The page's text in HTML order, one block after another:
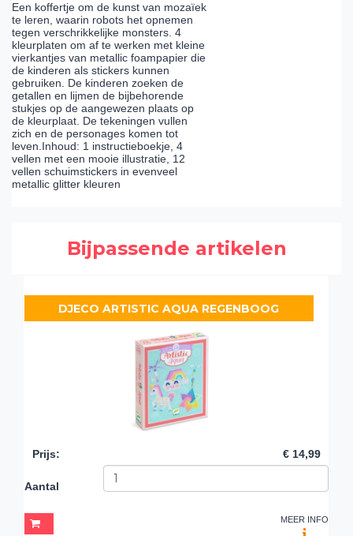
Een koffertje om de kunst van mozaïek
te leren, waarin robots het opnemen
tegen verschrikkelijke monsters. 4
kleurplaten om af te werken met kleine
vierkantjes van metallic foampapier die
de kinderen als stickers kunnen
gebruiken. De kinderen zoeken de
getallen en lijmen de bijbehorende
stukjes op de aangewezen plaats op
de kleurplaat. De tekeningen vullen
zich en de personages komen tot
leven.Inhoud: 1 instructieboekje, 4
vellen met een mooie illustratie, 12
vellen schuimstickers in evenveel
metallic glitter kleuren
Bijpassende artikelen
DJECO ARTISTIC AQUA REGENBOOG
Prijs: € 14,99
Aantal
MEER INFO